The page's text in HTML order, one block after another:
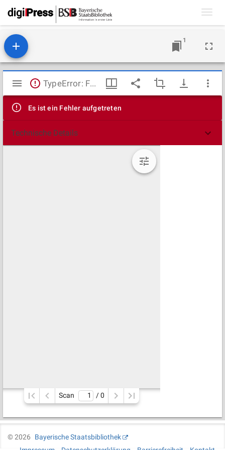
1
Mirador
Viewer
TypeError: Failed to fetch
Es ist ein Fehler aufgetreten
Technische Details
Scan / 0
©2026
Bayerische Staatsbibliothek